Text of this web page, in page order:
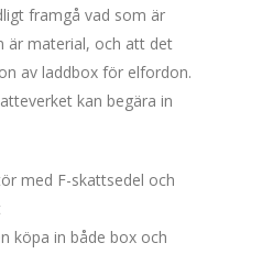
framgå vad som är
är material, och att det
av laddbox för elfordon.
kan begära in
med F-skattsedel och
köpa in både box och